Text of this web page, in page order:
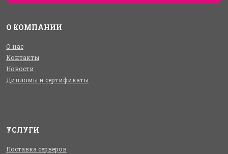
О КОМПАНИИ
О нас
Контакты
Новости
Дипломы и сертификаты
УСЛУГИ
Поставка серверов